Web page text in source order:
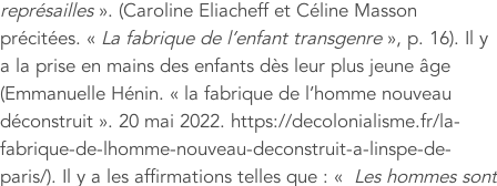
représailles ». (Caroline Eliacheff et Céline Masson
précitées. « La fabrique de l’enfant transgenre», p. 16). Il y
a la prise en mains des enfants dès leur plus jeune âge
(Emmanuelle Hénin. « la fabrique de l’homme nouveau
déconstruit ». 20 mai 2022. https://decolonialisme.fr/la-
fabrique-de-lhomme-nouveau-deconstruit-a-linspe-de-
paris/). Il y a les affirmations telles que : « Les hommes sont